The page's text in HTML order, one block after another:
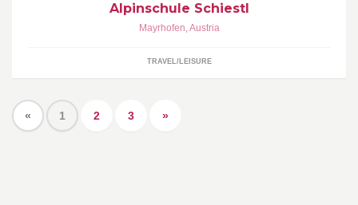
Alpinschule Schiestl
Mayrhofen,Austria
TRAVEL/LEISURE
« 1 2 3 »